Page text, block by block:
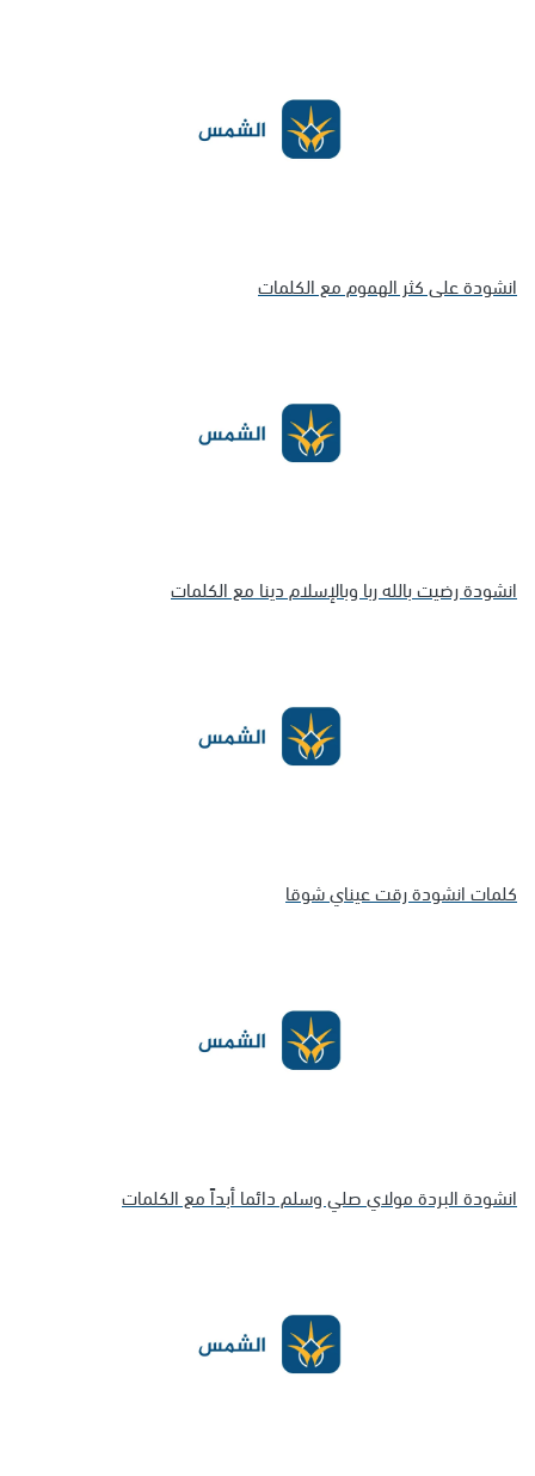
انشودة على كثر الهموم مع الكلمات
انشودة رضيت بالله ربا وبالإسلام دينا مع الكلمات
كلمات انشودة رقت عيناي شوقا
انشودة البردة مولاي صلي وسلم دائما أبداً مع الكلمات